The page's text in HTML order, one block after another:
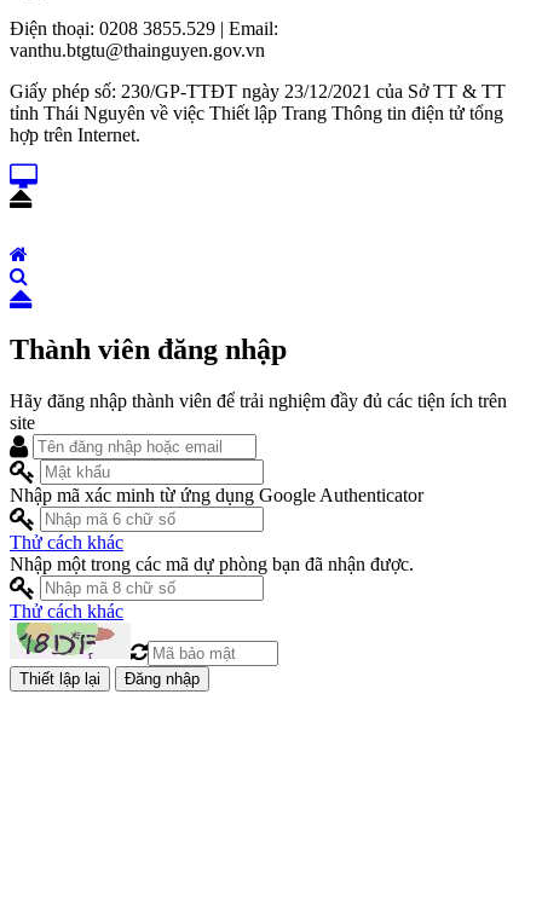
Điện thoại: 0208 3855.529 | Email:
vanthu.btgtu@thainguyen.gov.vn
Giấy phép số: 230/GP-TTĐT ngày 23/12/2021 của Sở TT & TT
tỉnh Thái Nguyên về việc Thiết lập Trang Thông tin điện tử tổng
hợp trên Internet.
Thành viên đăng nhập
Hãy đăng nhập thành viên để trải nghiệm đầy đủ các tiện ích trên
site
Nhập mã xác minh từ ứng dụng Google Authenticator
Thử cách khác
Nhập một trong các mã dự phòng bạn đã nhận được.
Thử cách khác
Đăng nhập